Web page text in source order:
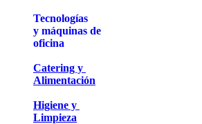
Tecnologías
y máquinas de
oficina
Catering y
Alimentación
Higiene y
Limpieza